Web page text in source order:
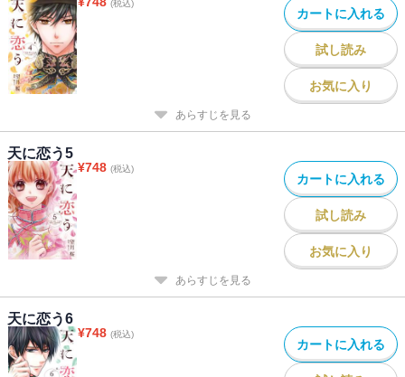
(税込)
カートに入れる
試し読み
お気に入り
あらすじを見る
天に恋う5
¥748 (税込)
カートに入れる
試し読み
お気に入り
あらすじを見る
天に恋う6
¥748 (税込)
カートに入れる